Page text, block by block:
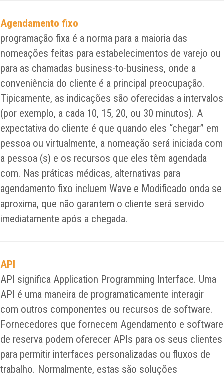
Agendamento fixo
programação fixa é a norma para a maioria das
nomeações feitas para estabelecimentos de varejo ou
para as chamadas business-to-business, onde a
conveniência do cliente é a principal preocupação.
Tipicamente, as indicações são oferecidas a intervalos
(por exemplo, a cada 10, 15, 20, ou 30 minutos). A
expectativa do cliente é que quando eles “chegar” em
pessoa ou virtualmente, a nomeação será iniciada com
a pessoa (s) e os recursos que eles têm agendada
com. Nas práticas médicas, alternativas para
agendamento fixo incluem Wave e Modificado onda se
aproxima, que não garantem o cliente será servido
imediatamente após a chegada.
API
API significa Application Programming Interface. Uma
API é uma maneira de programaticamente interagir
com outros componentes ou recursos de software.
Fornecedores que fornecem Agendamento e software
de reserva podem oferecer APIs para os seus clientes
para permitir interfaces personalizadas ou fluxos de
trabalho. Normalmente, estas são soluções